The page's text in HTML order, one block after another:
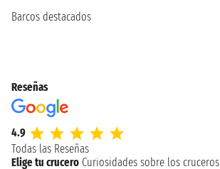
Barcos destacados
Reseñas
4.9
Todas las Reseñas
Elige tu crucero Curiosidades sobre los cruceros